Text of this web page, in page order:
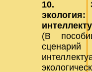
10.
(В